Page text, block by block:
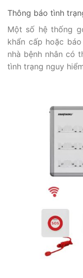
Thông báo tình
Một số hệ thống
khẩn cấp hoặc
nhà bệnh nhân có
tình trạng nguy